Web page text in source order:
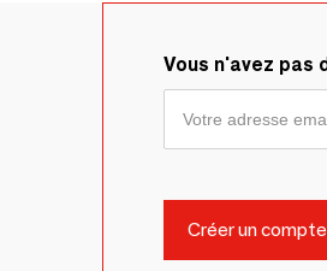
Vous n'avez pas